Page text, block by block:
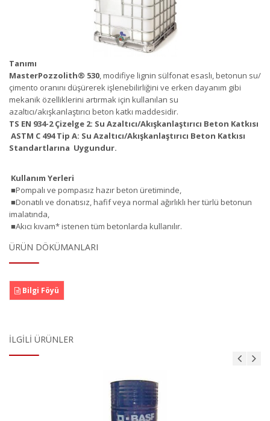
Tanımı
MasterPozzolith® 530, modifiye lignin sülfonat esaslı, betonun su/
çimento oranını düşürerek işlenebilirliğini ve erken dayanım gibi
mekanik özelliklerini artırmak için kullanılan su
azaltıcı/akışkanlaştırıcı beton katkı maddesidir.
TS EN 934-2 Çizelge 2: Su Azaltıcı/Akışkanlaştırıcı Beton Katkısı
ASTM C 494 Tip A: Su Azaltıcı/Akışkanlaştırıcı Beton Katkısı
Standartlarına Uygundur.
Kullanım Yerleri
■Pompalı ve pompasız hazır beton üretiminde,
■Donatılı ve donatısız, hafif veya normal ağırlıklı her türlü betonun
imalatında,
■Akıcı kıvam* istenen tüm betonlarda kullanılır.
ÜRÜN DÖKÜMANLARI
Bilgi Föyü
İLGILI ÜRÜNLER
MasterAir 200B (MicroAir 200B)